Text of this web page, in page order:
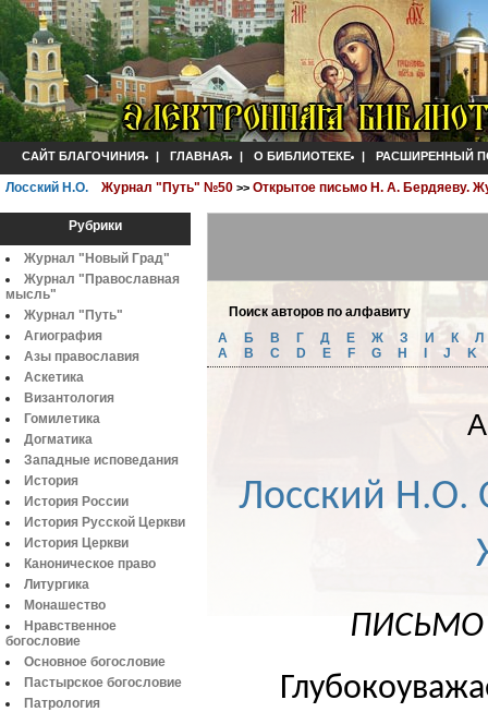
САЙТ БЛАГОЧИНИЯ | ГЛАВНАЯ | О БИБЛИОТЕКЕ | РАСШИРЕННЫЙ
Лосский Н.О. Журнал "Путь" №50 >> Открытое письмо Н. А. Бердяеву.
Рубрики
Журнал "Новый Град"
Журнал "Православная
мысль"
Журнал "Путь"
Агиография
Азы православия
Аскетика
Византология
Гомилетика
Догматика
Западные исповедания
История
История России
История Русской Церкви
История Церкви
Каноническое право
Литургика
Монашество
Нравственное
богословие
Основное богословие
Пастырское богословие
Патрология
Поиск авторов по алфавиту
А
Б B Г Д Е Ж З И К
A
B C D E F G H J K
Лосский Н.О.
ПИСЬМО